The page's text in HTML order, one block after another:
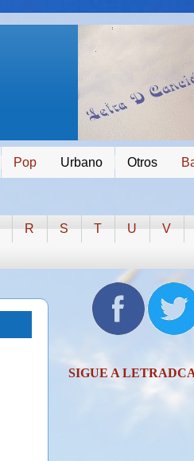
Pop Urbano Otros
R S T U V
SIGUE A